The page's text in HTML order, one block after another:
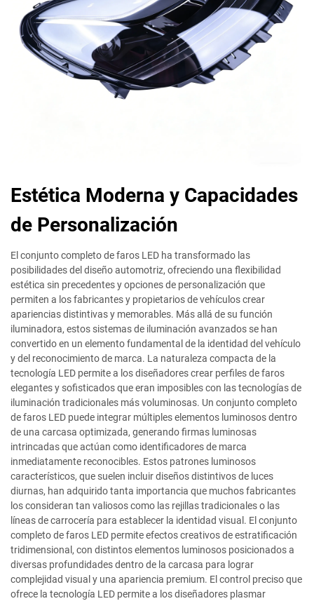
Estética Moderna y Capacidades
de Personalización
El conjunto completo de faros LED ha transformado las
posibilidades del diseño automotriz, ofreciendo una flexibilidad
estética sin precedentes y opciones de personalización que
permiten a los fabricantes y propietarios de vehículos crear
apariencias distintivas y memorables. Más allá de su función
iluminadora, estos sistemas de iluminación avanzados se han
convertido en un elemento fundamental de la identidad del vehículo
y del reconocimiento de marca. La naturaleza compacta de la
tecnología LED permite a los diseñadores crear perfiles de faros
elegantes y sofisticados que eran imposibles con las tecnologías de
iluminación tradicionales más voluminosas. Un conjunto completo
de faros LED puede integrar múltiples elementos luminosos dentro
de una carcasa optimizada, generando firmas luminosas
intrincadas que actúan como identificadores de marca
inmediatamente reconocibles. Estos patrones luminosos
característicos, que suelen incluir diseños distintivos de luces
diurnas, han adquirido tanta importancia que muchos fabricantes
los consideran tan valiosos como las rejillas tradicionales o las
líneas de carrocería para establecer la identidad visual. El conjunto
completo de faros LED permite efectos creativos de estratificación
tridimensional, con distintos elementos luminosos posicionados a
diversas profundidades dentro de la carcasa para lograr
complejidad visual y una apariencia premium. El control preciso que
ofrece la tecnología LED permite a los diseñadores plasmar